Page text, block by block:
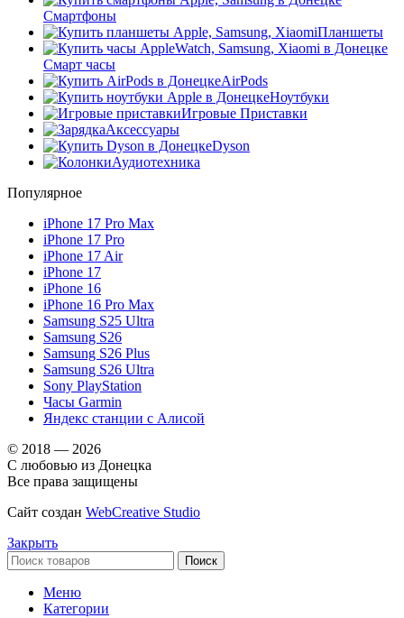
Смартфоны
Планшеты
Смарт часы
AirPods
Ноутбуки
Игровые Приставки
Аксессуары
Dyson
Аудиотехника
Популярное
iPhone 17 Pro Max
iPhone 17 Pro
iPhone 17 Air
iPhone 17
iPhone 16
iPhone 16 Pro Max
Samsung S25 Ultra
Samsung S26
Samsung S26 Plus
Samsung S26 Ultra
Sony PlayStation
Часы Garmin
Яндекс станции с Алисой
© 2018 — 2026
С любовью из Донецка
Все права защищены
Сайт создан WebCreative Studio
Закрыть
Поиск
Меню
Категории